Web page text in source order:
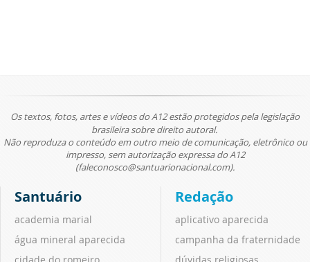
Os textos, fotos, artes e vídeos do A12 estão protegidos pela legislação
brasileira sobre direito autoral.
Não reproduza o conteúdo em outro meio de comunicação, eletrônico ou
impresso, sem autorização expressa do A12
(faleconosco@santuarionacional.com).
Santuário
academia marial
água mineral aparecida
Redação
aplicativo aparecida
campanha da fraternidade